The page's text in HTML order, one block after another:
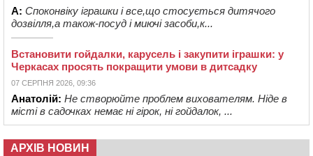
А: Споконвіку іграшки і все,що стосується дитячого
дозвілля,а також-посуд і миючі засоби,к...
Встановити гойдалки, карусель і закупити іграшки: у
Черкасах просять покращити умови в дитсадку
07 СЕРПНЯ 2026, 09:36
Анатолій: Не створюйте проблем вихователям. Ніде в
місті в садочках немає ні гірок, ні гойдалок, ...
АРХІВ НОВИН